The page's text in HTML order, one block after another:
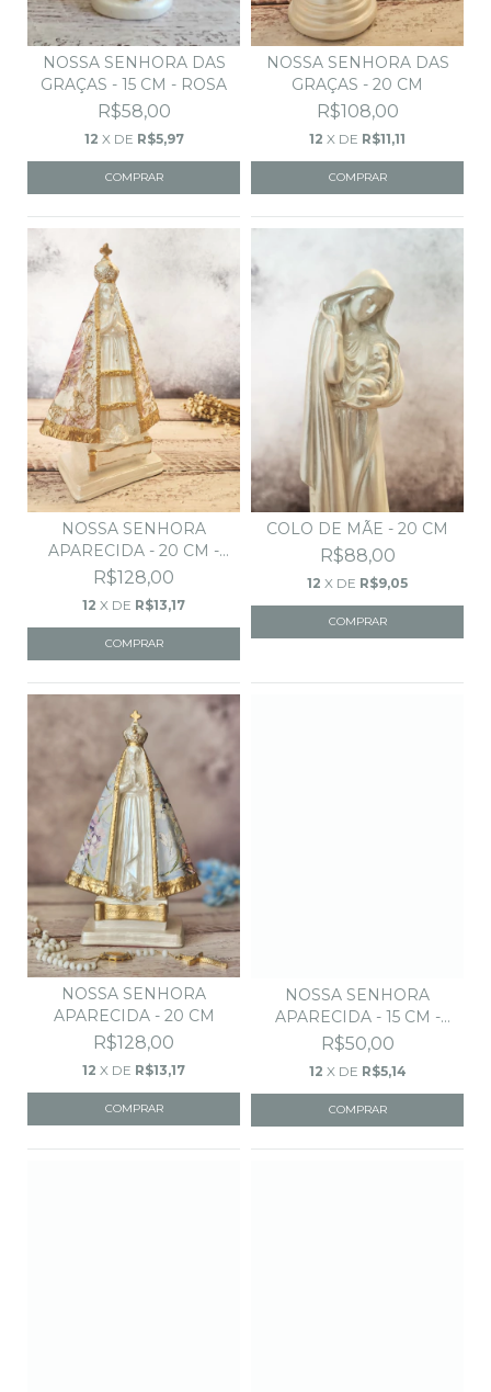
NOSSA SENHORA DAS
GRAÇAS - 15 CM - ROSA
R$58,00
12 X DE R$5,97
NOSSA SENHORA DAS
GRAÇAS - 20 CM
R$108,00
12 X DE R$11,11
NOSSA SENHORA
APARECIDA - 20 CM -
BORDAD...
R$128,00
12 X DE R$13,17
COLO DE MÃE - 20 CM
R$88,00
12 X DE R$9,05
NOSSA SENHORA
APARECIDA - 20 CM
R$128,00
12 X DE R$13,17
NOSSA SENHORA
APARECIDA - 15 CM -
ROSA
R$50,00
12 X DE R$5,14